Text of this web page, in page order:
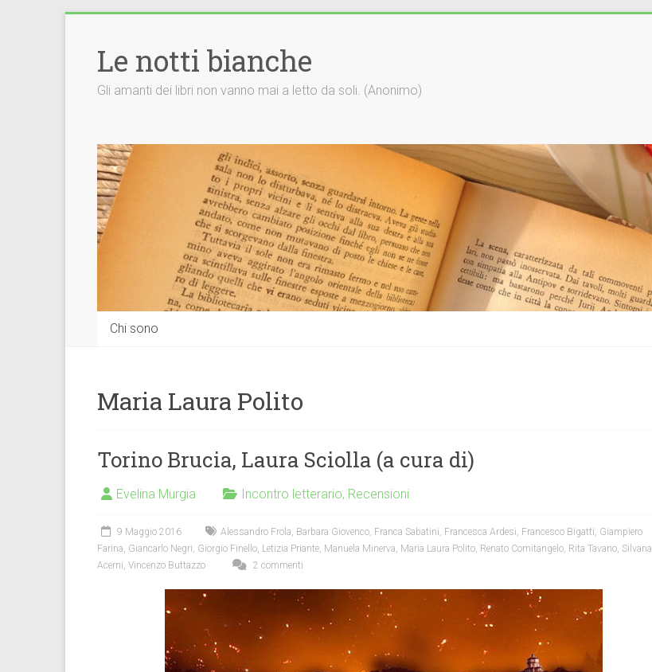
contenutoLe notti bianche
Gli amanti dei libri non vanno mai a letto da soli. (Anonimo)
Chi sono
Maria Laura Polito
Torino Brucia, Laura Sciolla (a cura di)
Evelina Murgia Incontro letterario, Recensioni
9 Maggio 2016 Alessandro Frola Barbara Giovenco Franca Sabatini Francesca Ardesi Francesco Bigatti Giampiero
Farina Giancarlo Negri Giorgio Finello Letizia Priante Manuela Minerva Maria Laura Polito Renato Comitangelo Rita Tavano Silvana
Acerni Vincenzo Buttazzo 2 commenti